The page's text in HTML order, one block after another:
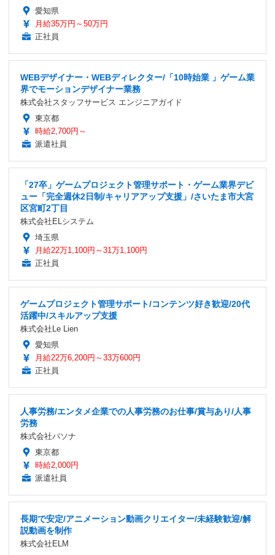
愛知県
月給35万円～50万円
正社員
WEBデザイナー・WEBディレクター/「10時始業 」ゲーム業
界でモーションデザイナー業務
株式会社スタッフサービス エンジニアガイド
東京都
時給2,700円～
派遣社員
「27卒」ゲームプロジェクト管理サポート・ゲーム業界デビ
ュー「完全週休2日制/キャリアアップ支援」/さいたま市大宮
区宮町2丁目
株式会社ELシステム
埼玉県
月給22万1,100円～31万1,100円
正社員
ゲームプロジェクト管理サポート/コンテンツ好き歓迎/20代
活躍中/スキルアップ支援
株式会社Le Lien
愛知県
月給22万6,200円～33万600円
正社員
人事労務/エンタメ企業での人事労務のお仕事/賞与あり/人事
労務
株式会社パソナ
東京都
時給2,000円
派遣社員
長期で安定/アニメーション動画クリエイター/未経験歓迎/解
説動画を制作
株式会社ELM